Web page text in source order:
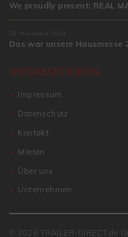
We proudly present: REAL
28. November 2024
Das war unsere Hausmesse
INFORMATIONEN
Impressum
Datenschutz
Kontakt
Mieten
Über uns
Unternehmen
© 2026 TRAILER-DIRECT.de